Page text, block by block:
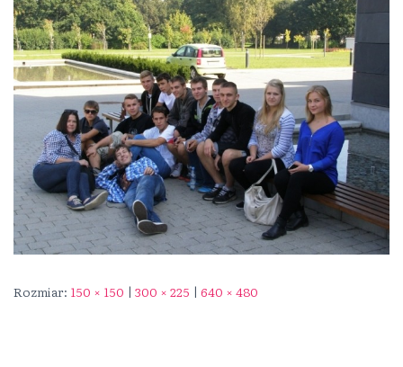
Rozmiar: 150 × 150 | 300 × 225 | 640 × 480